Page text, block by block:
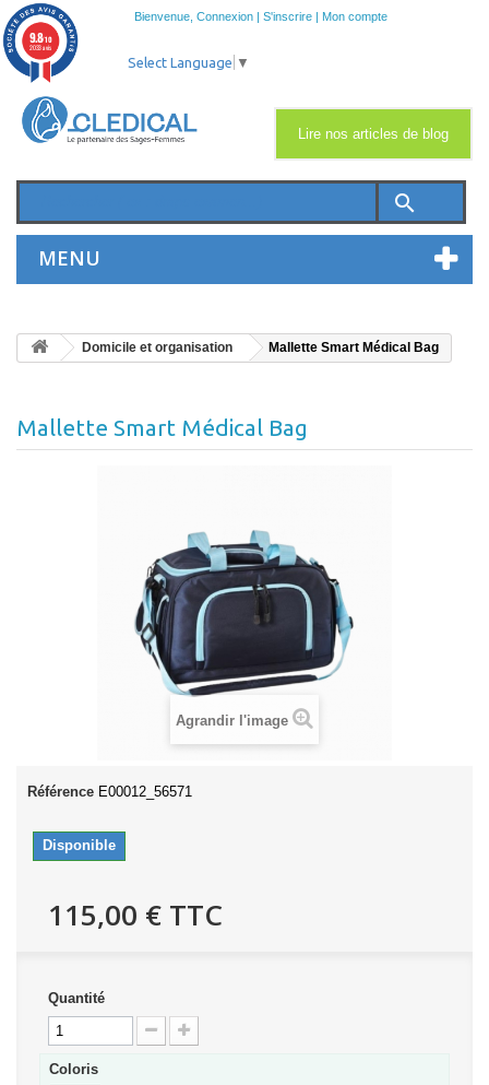
Bienvenue, Connexion | S'inscrire | Mon compte
search
MENU
Lire nos articles de blog
Select Language ▼
Domicile et organisation Mallette Smart Médical Bag
Mallette Smart Médical Bag
Agrandir l'image
Référence E00012_56571
Disponible
115,00 € TTC
Quantité
Coloris
9.8/10
2033 avis